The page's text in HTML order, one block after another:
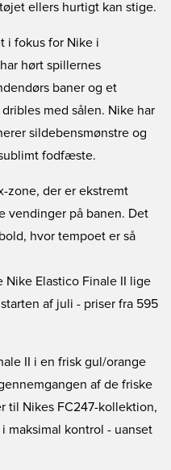
ellers hurtigt kan stige.
i fokus for Nike i
hørt spillernes
baner og et
med sålen. Nike har
sildebensmønstre og
fodfæste.
zone, der er ekstremt
vendinger på banen. Det
hvor tempoet er så
Nike Elastico Finale II lige
af juli - priser fra 595
II i en frisk gul/orange
af de friske
til Nikes FC247-kollektion,
maksimal kontrol - uanset